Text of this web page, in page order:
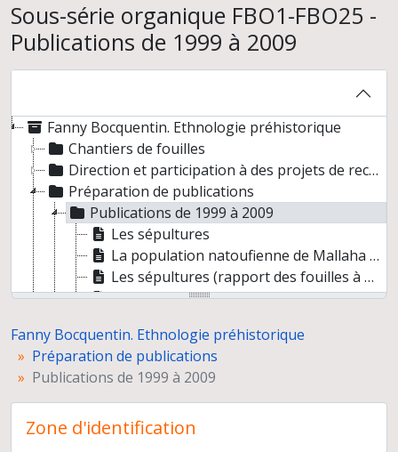
Sous-série organique FBO1-FBO25 -
Publications de 1999 à 2009
Fanny Bocquentin. Ethnologie préhistorique
Chantiers de fouilles
Direction et participation à des projets de recherche
Préparation de publications
Publications de 1999 à 2009
Les sépultures
La population natoufienne de Mallaha (Eynan, Israël) : dénombrement, âge au décès et recrutement funéraire
Les sépultures (rapport des fouilles à Mallaha 2001)
De la prédation à la production : l’apport des fouilles de Mallaha (Eynan) 1996-2001
Pratiques funéraires, paramètres biologiques et identités culturelles au natoufien : une analyse archéo-anthropologique
Abrasion dentaire et travail spécialisé dans la population Natoufienne de Mallaha (Israël)
Les sépultures (rapport des fouilles de Mallaha 2000-2001)
Early Natufian Remains: Evidence for Physical Conflict from Mt. Carmel, Israel
Les premiers sédentaires du Proche-Orient
Fanny Bocquentin. Ethnologie préhistorique
Préparation de publications
Publications de 1999 à 2009
Zone d'identification